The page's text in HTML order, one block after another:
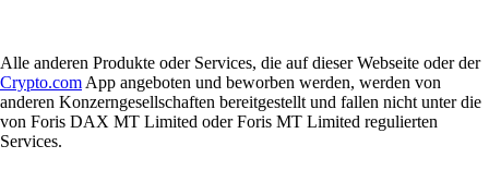
Alle anderen Produkte oder Services, die auf dieser Webseite oder der
Crypto.com App angeboten und beworben werden, werden von
anderen Konzerngesellschaften bereitgestellt und fallen nicht unter die
von Foris DAX MT Limited oder Foris MT Limited regulierten
Services.